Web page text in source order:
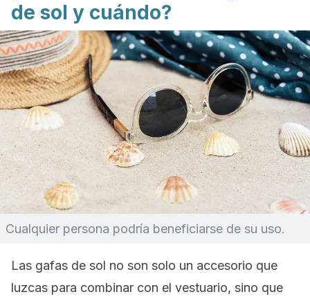
de sol y cuándo?
Cualquier persona podría beneficiarse de su uso.
Las gafas de sol no son solo un accesorio que
luzcas para combinar con el vestuario, sino que